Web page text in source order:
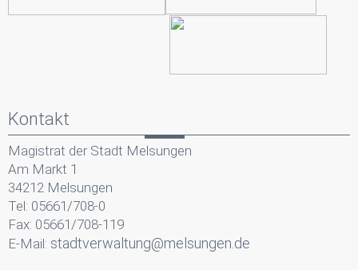
Kontakt
Magistrat der Stadt Melsungen
Am Markt 1
34212 Melsungen
Tel: 05661/708-0
Fax: 05661/708-119
E-Mail: stadtverwaltung@melsungen.de